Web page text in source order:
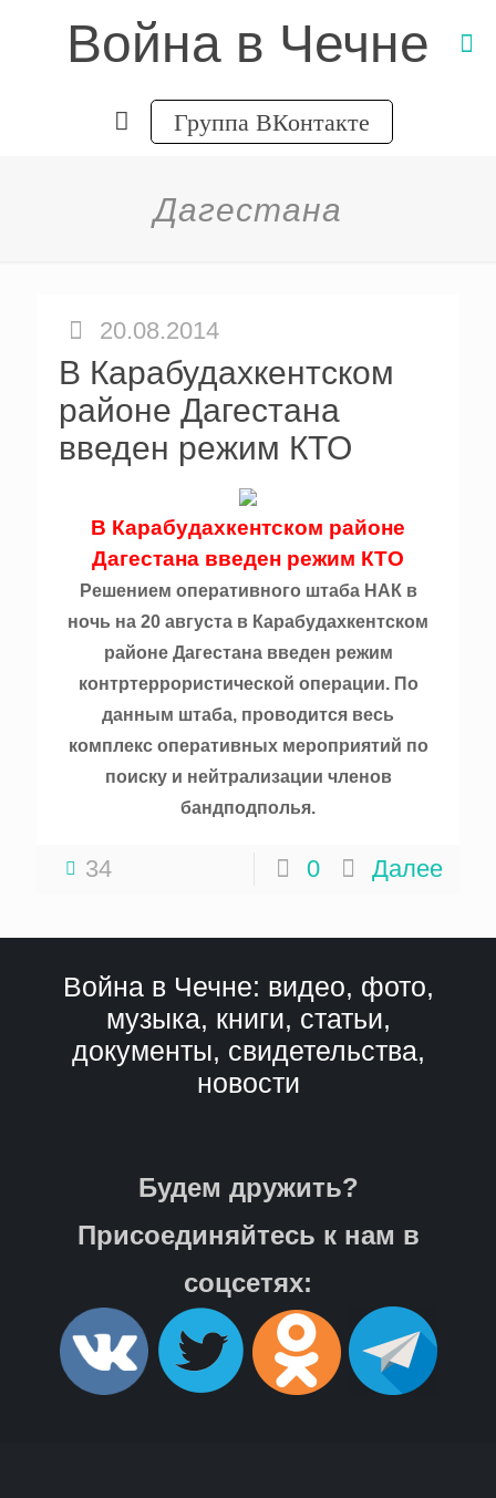
Война в Чечне
Группа ВКонтакте
Дагестана
20.08.2014
В Карабудахкентском
районе Дагестана
введен режим КТО
В Карабудахкентском районе
Дагестана введен режим КТО
Решением оперативного штаба НАК в
ночь на 20 августа в Карабудахкентском
районе Дагестана введен режим
контртеррористической операции. По
данным штаба, проводится весь
комплекс оперативных мероприятий по
поиску и нейтрализации членов
бандподполья.
34 0 Далее
Война в Чечне: видео, фото,
музыка, книги, статьи,
документы, свидетельства,
новости
Будем дружить?
Присоединяйтесь к нам в
соцсетях: